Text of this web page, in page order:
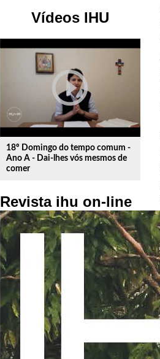
Vídeos IHU
play_circle_outline
18º Domingo do tempo comum -
Ano A - Dai-lhes vós mesmos de
comer
Revista ihu on-line